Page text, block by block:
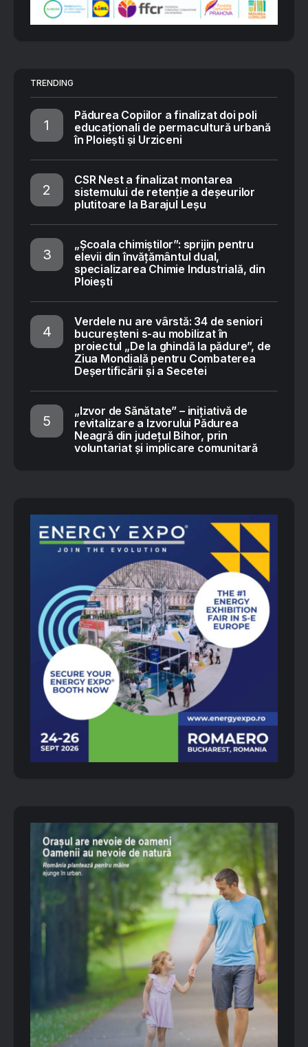
TRENDING
Pădurea Copiilor a finalizat doi poli
educaționali de permacultură urbană
în Ploiești și Urziceni
CSR Nest a finalizat montarea
sistemului de retenție a deșeurilor
plutitoare la Barajul Leșu
„Școala chimiștilor”: sprijin pentru
elevii din învățământul dual,
specializarea Chimie Industrială, din
Ploiești
Verdele nu are vârstă: 34 de seniori
bucureșteni s-au mobilizat în
proiectul „De la ghindă la pădure”, de
Ziua Mondială pentru Combaterea
Deșertificării și a Secetei
„Izvor de Sănătate” – inițiativă de
revitalizare a Izvorului Pădurea
Neagră din județul Bihor, prin
voluntariat și implicare comunitară